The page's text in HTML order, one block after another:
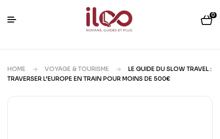
0
HOME VOYAGE & TOURISME
LE GUIDE DU SLOW TRAVEL :
TRAVERSER L’EUROPE EN TRAIN POUR MOINS DE 500€